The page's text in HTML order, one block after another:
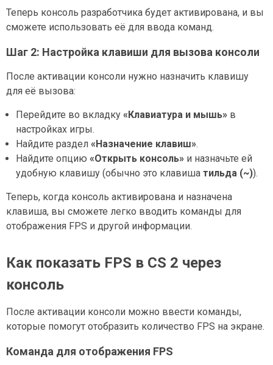
Теперь консоль разработчика будет активирована, и вы
сможете использовать её для ввода команд.
Шаг 2: Настройка клавиши для вызова консоли
После активации консоли нужно назначить клавишу
для её вызова:
Перейдите во вкладку «Клавиатура и мышь» в
настройках игры.
Найдите раздел «Назначение клавиш».
Найдите опцию «Открыть консоль» и назначьте ей
удобную клавишу (обычно это клавиша тильда (~)).
Теперь, когда консоль активирована и назначена
клавиша, вы сможете легко вводить команды для
отображения FPS и другой информации.
Как показать FPS в CS 2 через
консоль
После активации консоли можно ввести команды,
которые помогут отобразить количество FPS на экране.
Команда для отображения FPS